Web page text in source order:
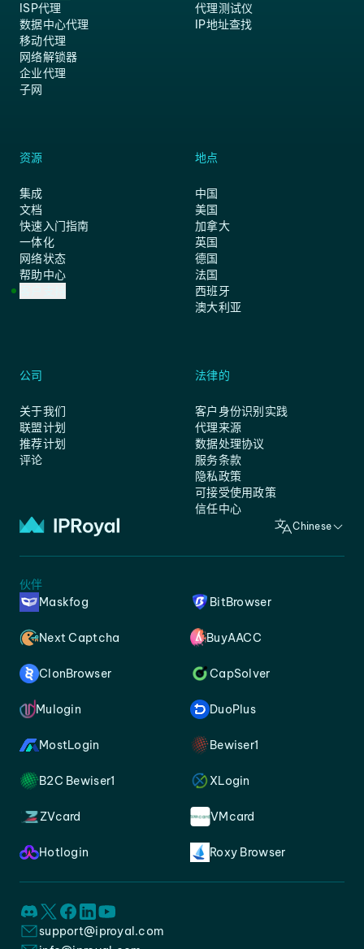
ISP代理
数据中心代理
移动代理
网络解锁器
企业代理
子网
代理测试仪
IP地址查找
资源
集成
文档
快速入门指南
一体化
网络状态
帮助中心
地点
中国
美国
加拿大
英国
德国
法国
西班牙
澳大利亚
公司
关于我们
联盟计划
推荐计划
评论
法律的
客户身份识别实践
代理来源
数据处理协议
服务条款
隐私政策
可接受使用政策
信任中心
Chinese
伙伴
Maskfog
BitBrowser
Next Captcha BuyAACC
ClonBrowser CapSolver
Mulogin DuoPlus
MostLogin Bewiser1
B2C Bewiser1 XLogin
ZVcard VMcard
Hotlogin Roxy Browser
support@iproyal.com